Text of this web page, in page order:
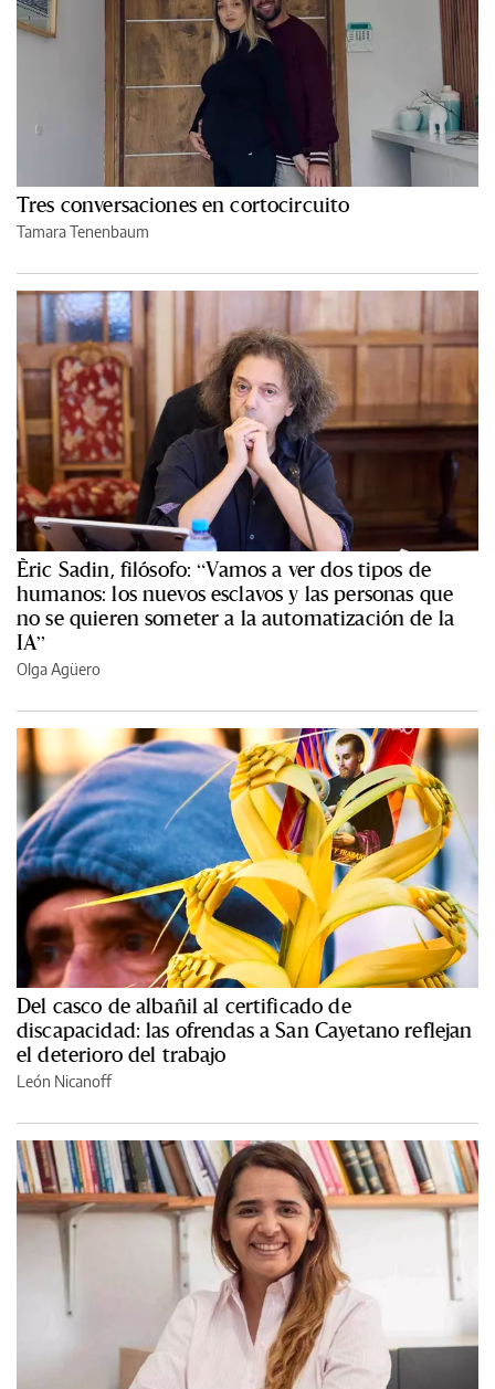
Tres conversaciones en cortocircuito
Tamara Tenenbaum
Èric Sadin, filósofo: “Vamos a ver dos tipos de
humanos: los nuevos esclavos y las personas que
no se quieren someter a la automatización de la
IA”
Olga Agüero
Del casco de albañil al certificado de
discapacidad: las ofrendas a San Cayetano reflejan
el deterioro del trabajo
León Nicanoff